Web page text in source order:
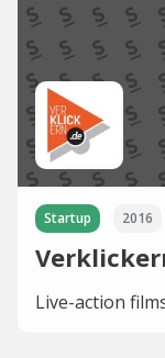
Startup 2016
Live-action